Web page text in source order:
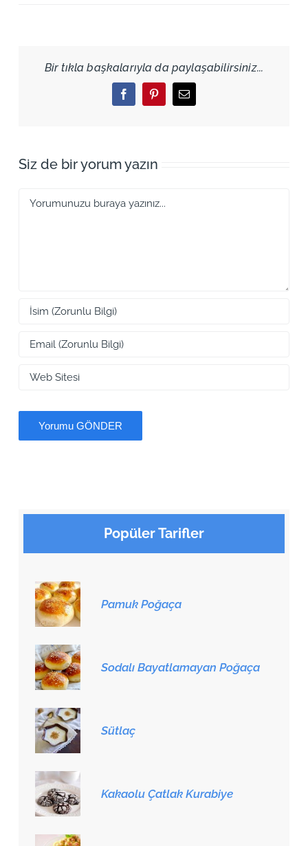
Bir tıkla başkalarıyla da paylaşabilirsiniz...
FacebookPinterestEmail
Siz de bir yorum yazın
Popüler Tarifler
Pamuk Poğaça
Sodalı Bayatlamayan Poğaça
Sütlaç
Kakaolu Çatlak Kurabiye